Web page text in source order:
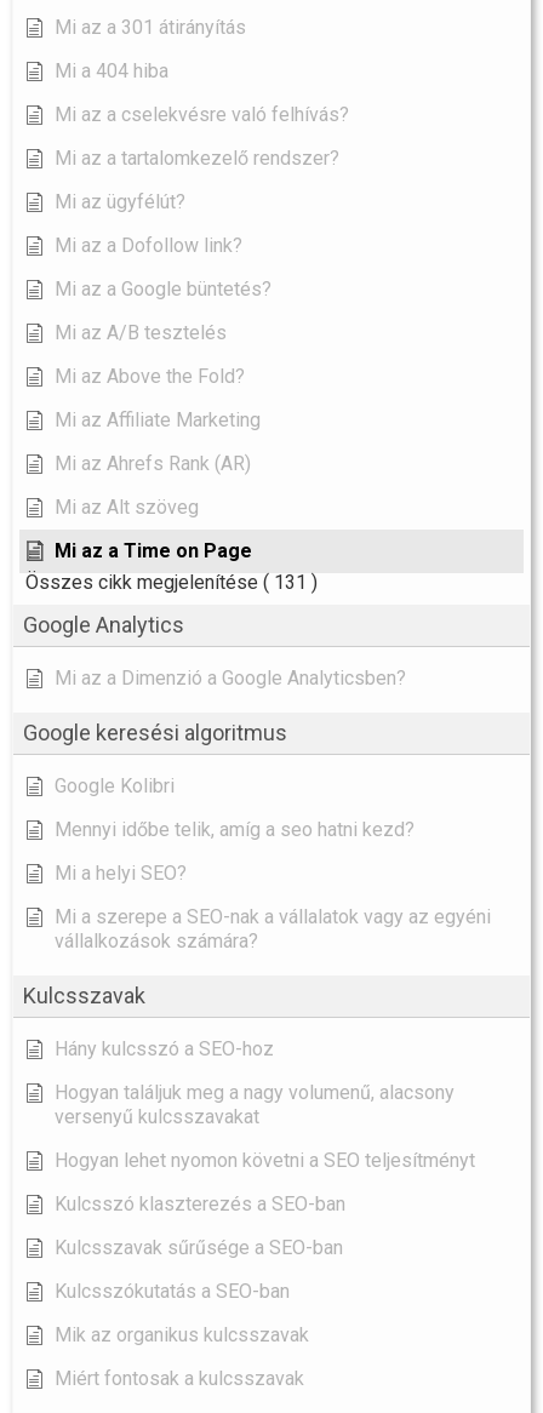
Mi az a 301 átirányítás
Mi a 404 hiba
Mi az a cselekvésre való felhívás?
Mi az a tartalomkezelő rendszer?
Mi az ügyfélút?
Mi az a Dofollow link?
Mi az a Google büntetés?
Mi az A/B tesztelés
Mi az Above the Fold?
Mi az Affiliate Marketing
Mi az Ahrefs Rank (AR)
Mi az Alt szöveg
Mi az a Time on Page
Összes cikk megjelenítése ( 131 )
Google Analytics
Mi az a Dimenzió a Google Analyticsben?
Google keresési algoritmus
Google Kolibri
Mennyi időbe telik, amíg a seo hatni kezd?
Mi a helyi SEO?
Mi a szerepe a SEO-nak a vállalatok vagy az egyéni
vállalkozások számára?
Kulcsszavak
Hány kulcsszó a SEO-hoz
Hogyan találjuk meg a nagy volumenű, alacsony
versenyű kulcsszavakat
Hogyan lehet nyomon követni a SEO teljesítményt
Kulcsszó klaszterezés a SEO-ban
Kulcsszavak sűrűsége a SEO-ban
Kulcsszókutatás a SEO-ban
Mik az organikus kulcsszavak
Miért fontosak a kulcsszavak